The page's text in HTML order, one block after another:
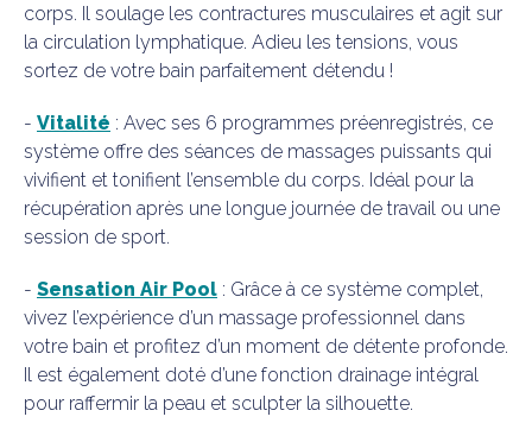
corps. Il soulage les contractures musculaires et agit sur
la circulation lymphatique. Adieu les tensions, vous
sortez de votre bain parfaitement détendu !
- Vitalité : Avec ses 6 programmes préenregistrés, ce
système offre des séances de massages puissants qui
vivifient et tonifient l’ensemble du corps. Idéal pour la
récupération après une longue journée de travail ou une
session de sport.
- Sensation Air Pool : Grâce à ce système complet,
vivez l’expérience d’un massage professionnel dans
votre bain et profitez d’un moment de détente profonde.
Il est également doté d’une fonction drainage intégral
pour raffermir la peau et sculpter la silhouette.